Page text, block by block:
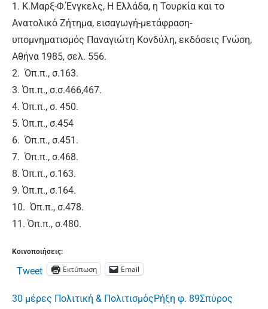
1. Κ.Μαρξ-Φ.Ένγκελς, Η Ελλάδα, η Τουρκία και το
Ανατολικό Ζήτημα, εισαγωγή-μετάφραση-
υπομνηματισμός Παναγιώτη Κονδύλη, εκδόσεις Γνώση,
Αθήνα 1985, σελ. 556.
2. Όπ.π., σ.163.
3. Όπ.π., σ.σ.466,467.
4. Όπ.π., σ. 450.
5. Όπ.π., σ.454
6. Όπ.π., σ.451.
7. Όπ.π., σ.468.
8. Όπ.π., σ.163.
9. Όπ.π., σ.164.
10. Όπ.π., σ.478.
11. Όπ.π., σ.480.
Κοινοποιήσεις:
Tweet Εκτύπωση Email
30 μέρες Πολιτική & ΠολιτισμόςΡήξη φ. 89Σπύρος